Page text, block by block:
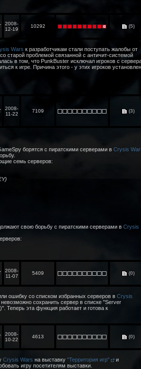
2008-
12-19
10292 (5)
Wars к разработчикам стали поступать жалобы от
старой проблемой связанной с античит-системой
в том, что PunkBuster исключал игроков с
к игре. Причина этого - у этих игроков
2008-
11-22
7109 (3)
борятся с пиратскими серверами в Crysis
семь серверов:
свою борьбу с пиратскими серверами в Crysis
2008-
11-07
5409 (0)
ошибку со списком избранных серверов в Crysis
сохранить сервер в списке "Server
Теперь эта функция работает и готова к
2008-
10-22
4613 (0)
Crysis Wars на выставку "Территория игр"
и
игру посетителям выставки.